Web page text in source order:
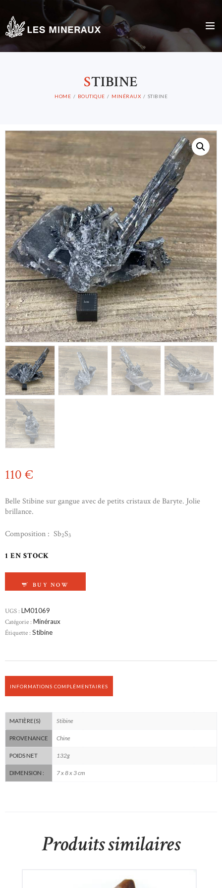
STIBINE
HOME BOUTIQUE MINÉRAUX STIBINE
110 €
Belle Stibine sur gangue avec de petits cristaux de Baryte. Jolie
brillance.
Composition : Sb2S3
1 EN STOCK
BUY NOW
UGS : LM01069
Catégorie : Minéraux
Étiquette : Stibine
INFORMATIONS COMPLÉMENTAIRES
MATIÈRE(S) Stibine
PROVENANCE Chine
POIDS NET 132g
DIMENSION : 7 x 8 x 3 cm
Produits similaires